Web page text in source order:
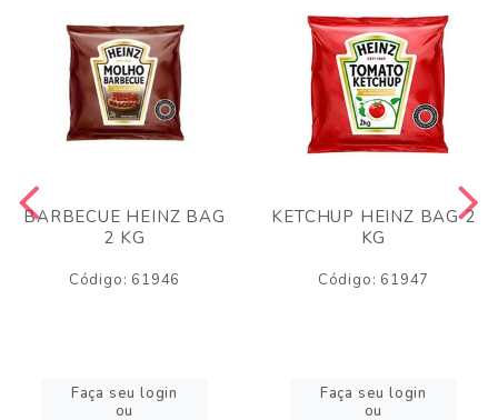
BARBECUE HEINZ BAG
2 KG
Código: 61946
Faça seu login
ou
KETCHUP HEINZ BAG 2
KG
Código: 61947
Faça seu login
ou